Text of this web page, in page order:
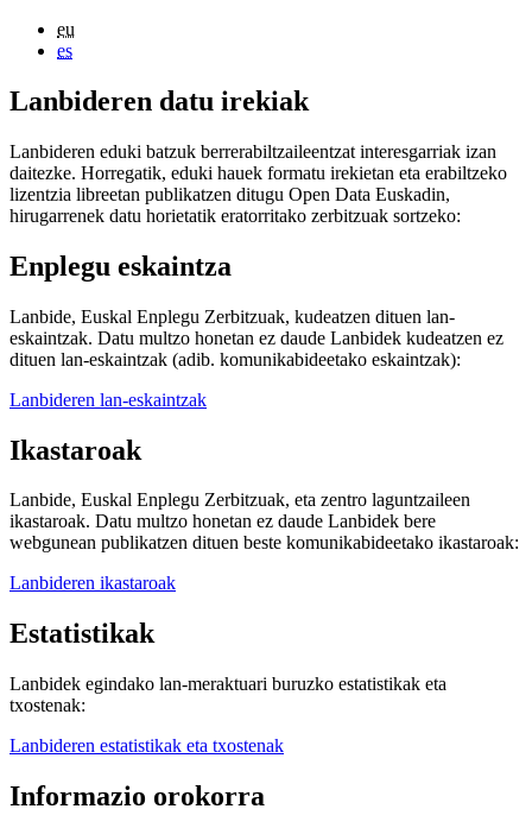
eu
es
Lanbideren datu irekiak
Lanbideren eduki batzuk berrerabiltzaileentzat interesgarriak izan
daitezke. Horregatik, eduki hauek formatu irekietan eta erabiltzeko
lizentzia libreetan publikatzen ditugu Open Data Euskadin,
hirugarrenek datu horietatik eratorritako zerbitzuak sortzeko:
Enplegu eskaintza
Lanbide, Euskal Enplegu Zerbitzuak, kudeatzen dituen lan-
eskaintzak. Datu multzo honetan ez daude Lanbidek kudeatzen ez
dituen lan-eskaintzak (adib. komunikabideetako eskaintzak):
Lanbideren lan-eskaintzak
Ikastaroak
Lanbide, Euskal Enplegu Zerbitzuak, eta zentro laguntzaileen
ikastaroak. Datu multzo honetan ez daude Lanbidek bere
webgunean publikatzen dituen beste komunikabideetako ikastaroak:
Lanbideren ikastaroak
Estatistikak
Lanbidek egindako lan-meraktuari buruzko estatistikak eta
txostenak:
Lanbideren estatistikak eta txostenak
Informazio orokorra